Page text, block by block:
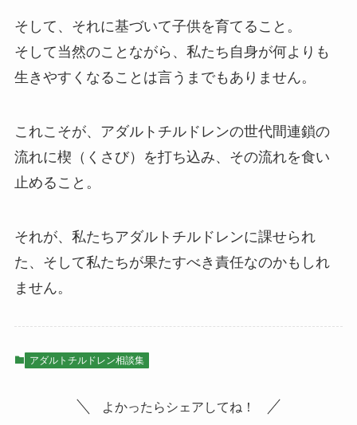
そして、それに基づいて子供を育てること。
そして当然のことながら、私たち自身が何よりも
生きやすくなることは言うまでもありません。
これこそが、アダルトチルドレンの世代間連鎖の
流れに楔（くさび）を打ち込み、その流れを食い
止めること。
それが、私たちアダルトチルドレンに課せられ
た、そして私たちが果たすべき責任なのかもしれ
ません。
アダルトチルドレン相談集
よかったらシェアしてね！